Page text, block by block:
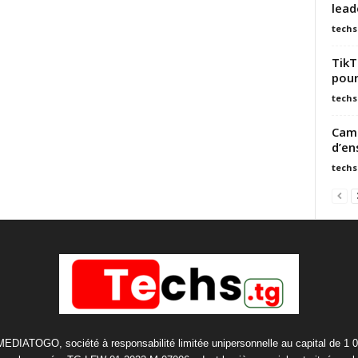
techs
techs
techs
société à responsabilité limitée unipersonnelle au capital de 1